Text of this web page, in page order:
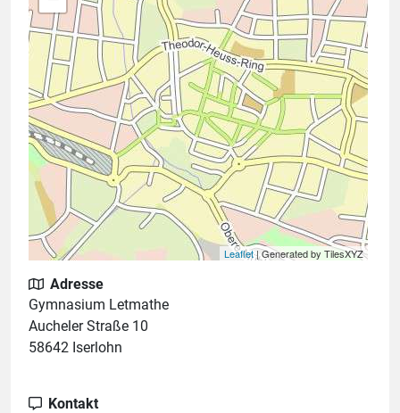
Leaflet| Generated by TilesXYZ
Adresse
Gymnasium Letmathe
Aucheler Straße 10
58642 Iserlohn
Kontakt